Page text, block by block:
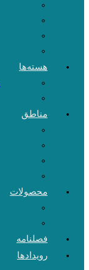
هسته‌ها
مناطق
محصولات
فصلنامه
رویدادها